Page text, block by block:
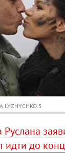
идти до